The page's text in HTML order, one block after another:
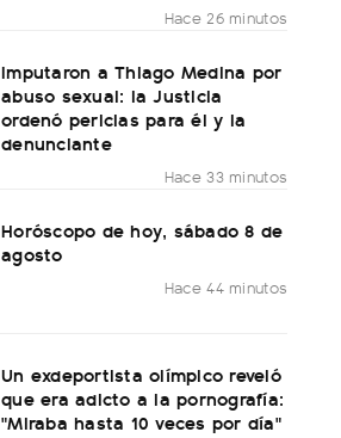
Hace 26 minutos
Imputaron a Thiago Medina por
abuso sexual: la Justicia
ordenó pericias para él y la
denunciante
Hace 33 minutos
Horóscopo de hoy, sábado 8 de
agosto
Hace 44 minutos
Un exdeportista olímpico reveló
que era adicto a la pornografía:
"Miraba hasta 10 veces por día"